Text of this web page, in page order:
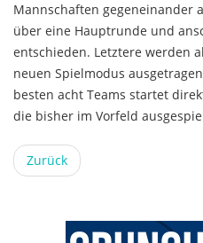
Mannschaften gegeneinander
über eine Hauptrunde und
entschieden. Letztere werden
neuen Spielmodus
besten acht Teams startet
die bisher im Vorfeld
Zurück